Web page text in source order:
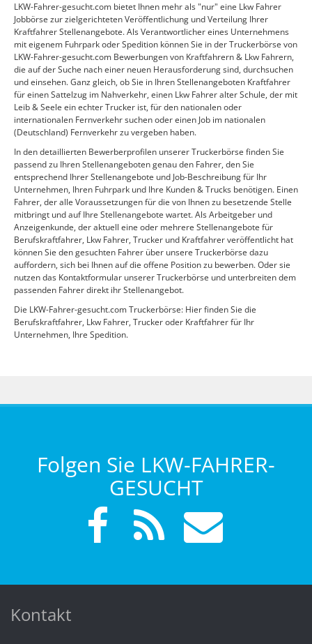
LKW-Fahrer-gesucht.com bietet Ihnen mehr als "nur" eine Lkw Fahrer
Jobbörse zur zielgerichteten Veröffentlichung und Verteilung Ihrer
Kraftfahrer Stellenangebote. Als Verantwortlicher eines Unternehmens
mit eigenem Fuhrpark oder Spedition können Sie in der Truckerbörse von
LKW-Fahrer-gesucht.com Bewerbungen von Kraftfahrern & Lkw Fahrern,
die auf der Suche nach einer neuen Herausforderung sind, durchsuchen
und einsehen. Ganz gleich, ob Sie in Ihren Stellenangeboten Kraftfahrer
für einen Sattelzug im Nahverkehr, einen Lkw Fahrer alter Schule, der mit
Leib & Seele ein echter Trucker ist, für den nationalen oder
internationalen Fernverkehr suchen oder einen Job im nationalen
(Deutschland) Fernverkehr zu vergeben haben.
In den detaillierten Bewerberprofilen unserer Truckerbörse finden Sie
passend zu Ihren Stellenangeboten genau den Fahrer, den Sie
entsprechend Ihrer Stellenangebote und Job-Beschreibung für Ihr
Unternehmen, Ihren Fuhrpark und Ihre Kunden & Trucks benötigen. Einen
Fahrer, der alle Voraussetzungen für die von Ihnen zu besetzende Stelle
mitbringt und auf Ihre Stellenangebote wartet. Als Arbeitgeber und
Anzeigenkunde, der aktuell eine oder mehrere Stellenangebote für
Berufskraftfahrer, Lkw Fahrer, Trucker und Kraftfahrer veröffentlicht hat
können Sie den gesuchten Fahrer über unsere Truckerbörse dazu
auffordern, sich bei Ihnen auf die offene Position zu bewerben. Oder sie
nutzen das Kontaktformular unserer Truckerbörse und unterbreiten dem
passenden Fahrer direkt ihr Stellenangebot.
Die LKW-Fahrer-gesucht.com Truckerbörse: Hier finden Sie die
Berufskraftfahrer, Lkw Fahrer, Trucker oder Kraftfahrer für Ihr
Unternehmen, Ihre Spedition.
Folgen Sie LKW-FAHRER-
GESUCHT
Kontakt